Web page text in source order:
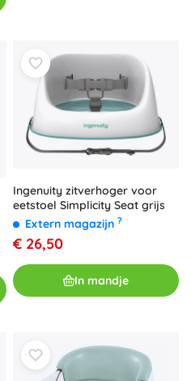
Ingenuity zitverhoger voor
eetstoel Simplicity Seat grijs
Extern magazijn ?
€ 26,50
In mandje